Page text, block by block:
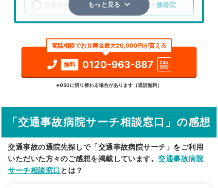
整形外科 整骨院・接骨院
検索する
詳細条件で絞り込む
駅から探す 院名から探す
もっと見る
電話相談でお見舞金最大20,000円が貰える
無料 0120-963-887
24h
対応
※050に切り替わる場合があります（通話無料）
「交通事故病院サーチ相談窓口」の感想
交通事故の通院先探しで「交通事故病院サーチ」をご利用
いただいた方々のご感想を掲載しています。交通事故病院
サーチ相談窓口 とは？